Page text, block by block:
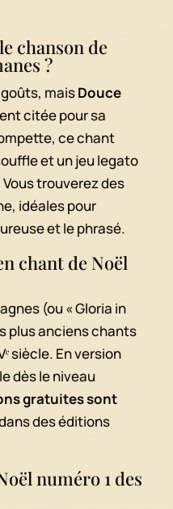
chanson de
?
maisDouce
citée pour sa
ce chant
et un jeu legato
trouverez des
idéales pour
et le phrasé.
chant de Noël
(ou « Gloria in
plus anciens chants
siècle. En version
dès le niveau
gratuites sont
des éditions
numéro 1 des